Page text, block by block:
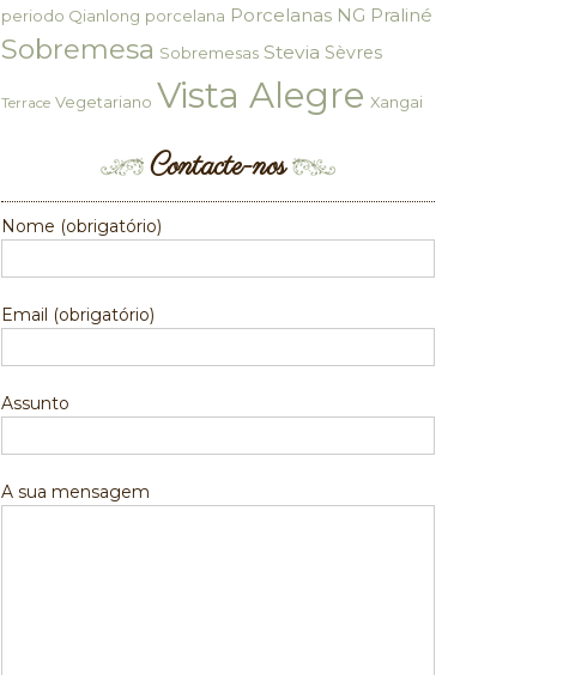
periodo Qianlong porcelana Porcelanas NG Praliné
Sobremesa Sobremesas Stevia Sèvres
Terrace Vegetariano Vista Alegre Xangai
Contacte-nos
Nome (obrigatório)
Email (obrigatório)
Assunto
A sua mensagem